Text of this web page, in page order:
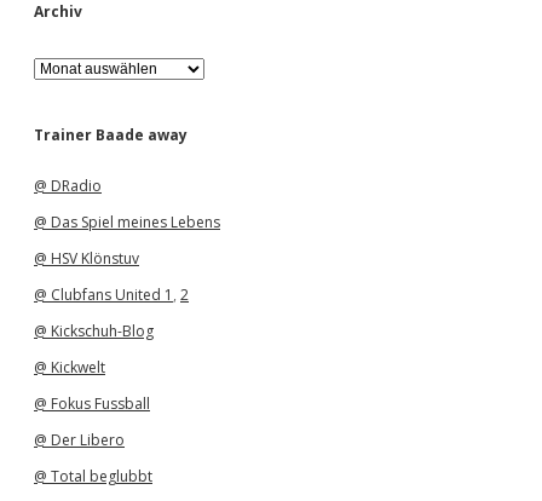
Archiv
A
r
h
Trainer Baade away
@ DRadio
@ Das Spiel meines Lebens
@ HSV Klönstuv
@ Clubfans United 1 , 2
@ Kickschuh-Blog
@ Kickwelt
@ Fokus Fussball
@ Der Libero
@ Total beglubbt